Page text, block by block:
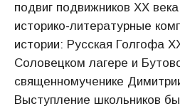
подвиг подвижников ХХ
историко-литературные
истории: Русская Голгофа
Соловецком лагере и
священномученике
Выступление школьников